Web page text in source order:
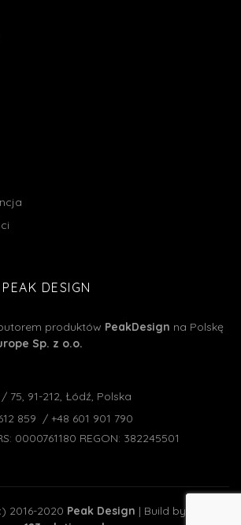
DESIGN
produktów PeakDesign na Polskę
Sp. z o.o.
75, 91-212, Łódź, Polska
859 / +48 601 901 790
0000761180 REGON: 382245501
2016-2020 Peak Design | Build by –